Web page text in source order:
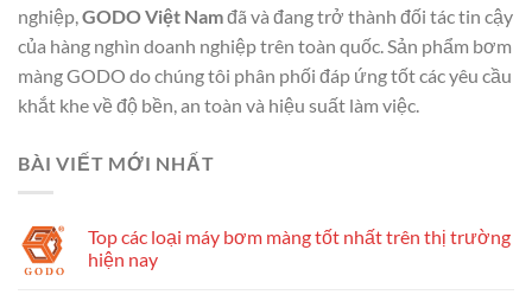
nghiệp,GODO Việt Namđã và đang trở thành đối tác tin cậy
của hàng nghìn doanh nghiệp trên toàn quốc. Sản phẩm bơm
màng GODO do chúng tôi phân phối đáp ứng tốt các yêu cầu
khắt khe về độ bền, an toàn và hiệu suất làm việc.
BÀI VIẾT MỚI NHẤT
Top các loại máy bơm màng tốt nhất trên thị trường
hiện nay